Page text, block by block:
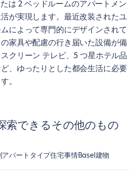
は 2 ベッドルームのアパートメン
が実現します。最近改装されたユ
によって専門的にデザインされて
家具や配慮の行き届いた設備が備
クリーン テレビ、5 つ星ホテル品
、ゆったりとした都会生活に必要
。
索できるその他のもの
アパートタイプ住宅事情Basel建物